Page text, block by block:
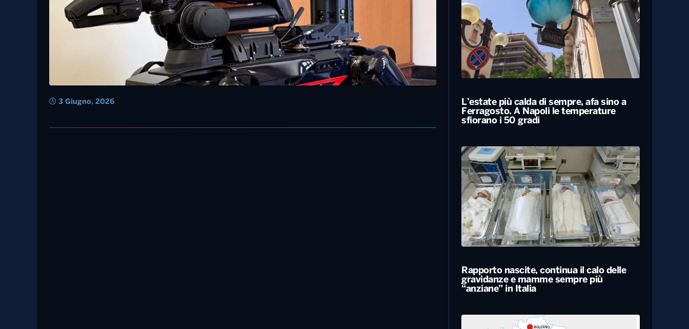
3 Giugno, 2026
L’estate più calda di sempre, afa sino a
Ferragosto. A Napoli le temperature
sfiorano i 50 gradi
Rapporto nascite, continua il calo delle
gravidanze e mamme sempre più
“anziane” in Italia